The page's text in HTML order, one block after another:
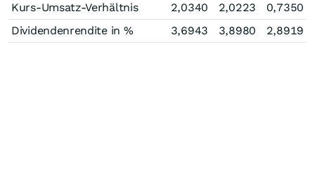
Kurs-Umsatz-Verhältnis
2,0340 2,0223
0,7350
Dividendenrendite in %
3,6943 3,8980 2,8919